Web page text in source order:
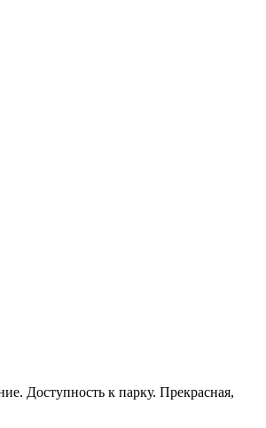
Доступность к парку. Прекрасная,